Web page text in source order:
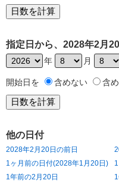
指定日から、2028年2月
年 月
開始日を 含めない 含
他の日付
2028年2月20日の前日
1ヶ月前の日付(2028年1月20日)
1年前の2月20日